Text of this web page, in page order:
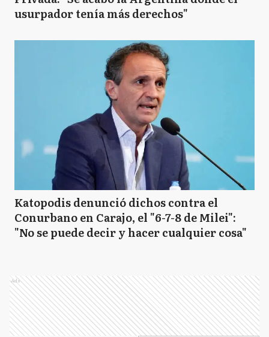
usurpador tenía más derechos"
Katopodis denunció dichos contra el
Conurbano en Carajo, el "6-7-8 de Milei":
"No se puede decir y hacer cualquier cosa"
Ads